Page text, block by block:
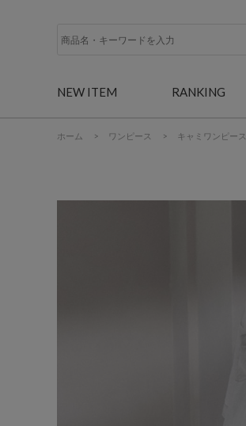
NEW ITEM RANKING
ホーム > ワンピース > キャミワンピース